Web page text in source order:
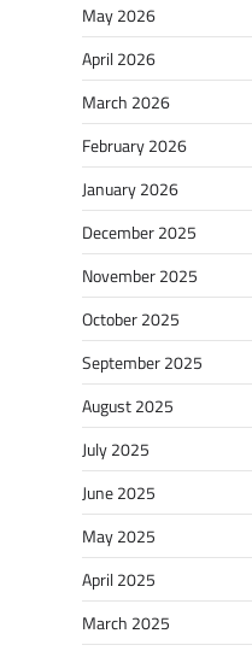
May 2026
April 2026
March 2026
February 2026
January 2026
December 2025
November 2025
October 2025
September 2025
August 2025
July 2025
June 2025
May 2025
April 2025
March 2025